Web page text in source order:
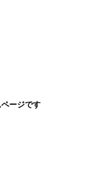
ージです